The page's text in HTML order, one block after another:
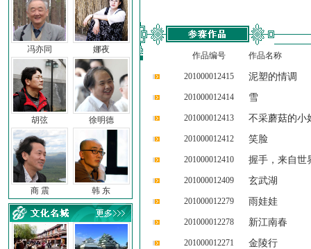
冯亦同 娜夜
胡弦 徐明德
商 震 韩 东
作品编号 作品名称
201000012415 泥塑的情调
201000012414 雪
201000012413 不采蘑菇的小
201000012412 笑脸
201000012410 握手，来自世
201000012409 玄武湖
201000012279 雨娃娃
201000012278 新江南春
201000012271 金陵行